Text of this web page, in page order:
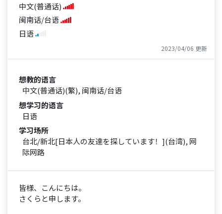
中文(普通话)
闽南话/台语
日语
2023/04/06 更新
想教的语言
中文(普通话)(繁), 闽南话/台语
想学习的语言
日语
学习场所
台北/新北[日本人の友達を探しています！](台湾), 网
际网路
皆様、こんにちは。
さくらと申します。